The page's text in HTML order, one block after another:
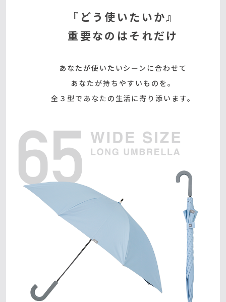
『どう使いたいか』
重要なのはそれだけ
あなたが使いたいシーンに合わせて
あなたが持ちやすいものを。
全３型であなたの生活に寄り添います。